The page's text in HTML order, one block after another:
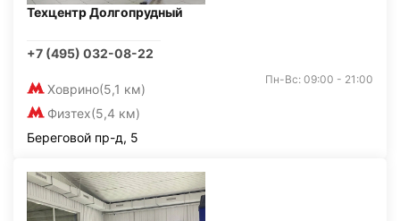
Техцентр Долгопрудный
+7 (495) 032-08-22
Ховрино(5,1 км)
Физтех(5,4 км)
Пн-Вс: 09:00 - 21:00
Береговой пр-д, 5